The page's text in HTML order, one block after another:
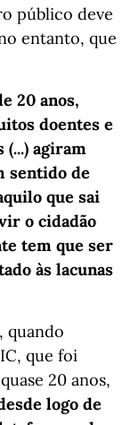
público deve
entanto, que
20 anos,
doentes e
agiram
sentido de
que sai
o cidadão
tem que ser
às lacunas
quando
que foi
20 anos,
logo de